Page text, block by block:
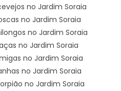
no Jardim Soraia
no Jardim Soraia
no Jardim Soraia
no Jardim Soraia
no Jardim Soraia
no Jardim Soraia
no Jardim Soraia